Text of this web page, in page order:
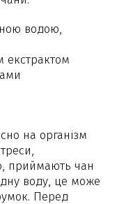
водою,
екстрактом
на організм
приймають чан
воду, це може
Перед